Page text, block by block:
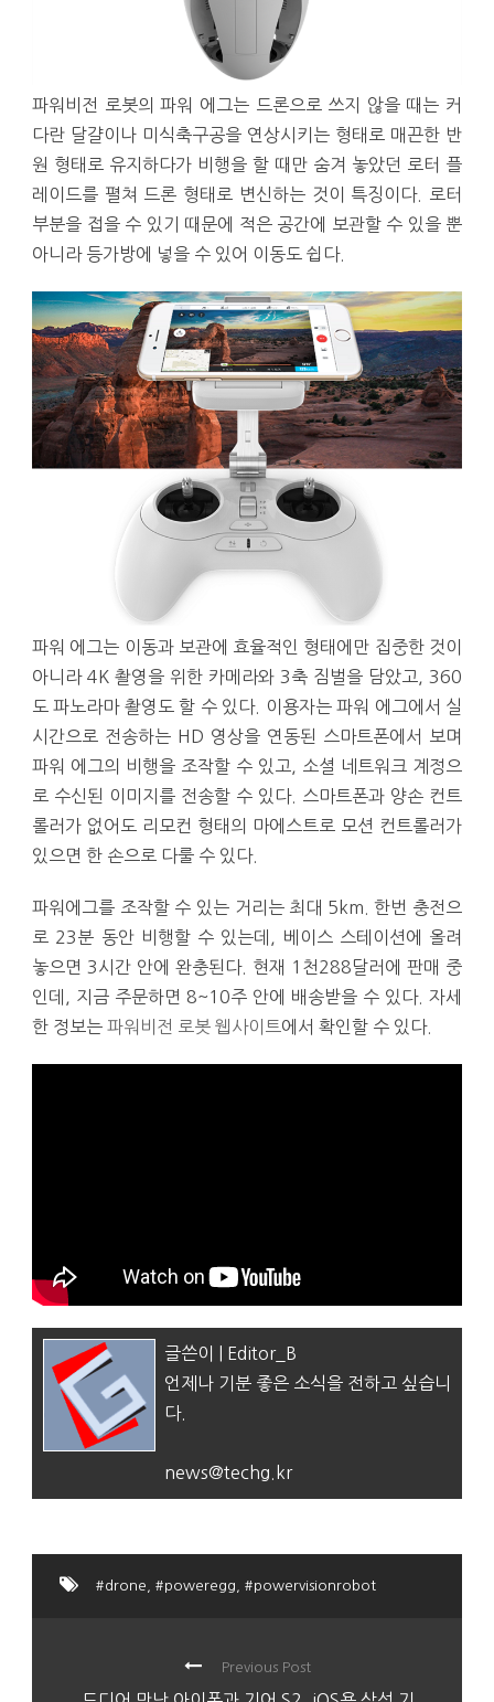
파워비전 로봇의 파워 에그는 드론으로 쓰지 않을 때는 커
다란 달걀이나 미식축구공을 연상시키는 형태로 매끈한 반
원 형태로 유지하다가 비행을 할 때만 숨겨 놓았던 로터 플
레이드를 펼쳐 드론 형태로 변신하는 것이 특징이다. 로터
부분을 접을 수 있기 때문에 적은 공간에 보관할 수 있을 뿐
아니라 등가방에 넣을 수 있어 이동도 쉽다.
파워 에그는 이동과 보관에 효율적인 형태에만 집중한 것이
아니라 4K 촬영을 위한 카메라와 3축 짐벌을 담았고, 360
도 파노라마 촬영도 할 수 있다. 이용자는 파워 에그에서 실
시간으로 전송하는 HD 영상을 연동된 스마트폰에서 보며
파워 에그의 비행을 조작할 수 있고, 소셜 네트워크 계정으
로 수신된 이미지를 전송할 수 있다. 스마트폰과 양손 컨트
롤러가 없어도 리모컨 형태의 마에스트로 모션 컨트롤러가
있으면 한 손으로 다룰 수 있다.
파워에그를 조작할 수 있는 거리는 최대 5km. 한번 충전으
로 23분 동안 비행할 수 있는데, 베이스 스테이션에 올려
놓으면 3시간 안에 완충된다. 현재 1천288달러에 판매 중
인데, 지금 주문하면 8~10주 안에 배송받을 수 있다. 자세
한 정보는 파워비전 로봇 웹사이트에서 확인할 수 있다.
글쓴이 | Editor_B
언제나 기분 좋은 소식을 전하고 싶습니
다.
news@techg.kr
#drone #poweregg #powervisionrobot
Previous Post